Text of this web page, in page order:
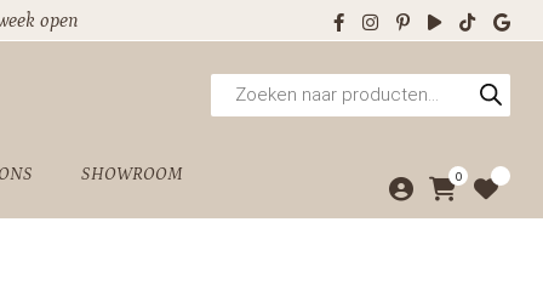
open
Producten
zoeken
SHOWROOM 0